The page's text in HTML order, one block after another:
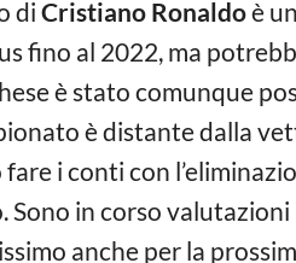
diCristiano Ronaldoè
fino al 2022, ma
è stato comunque
è distante dalla
i conti con
Sono in corso valutazioni
anche per la